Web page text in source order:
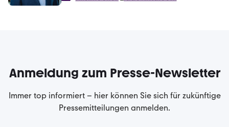
Anmeldung zum Presse-Newsletter
Immer top informiert – hier können Sie sich für zukünftige
Pressemitteilungen anmelden.